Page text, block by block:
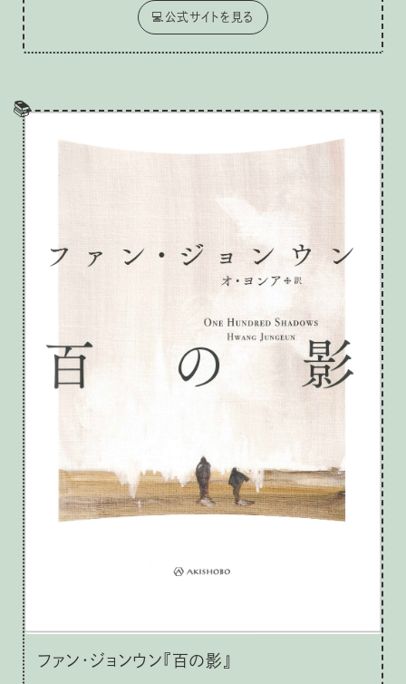
💻公式サイトを見る
📚
ファン・ジョンウン『百の影』